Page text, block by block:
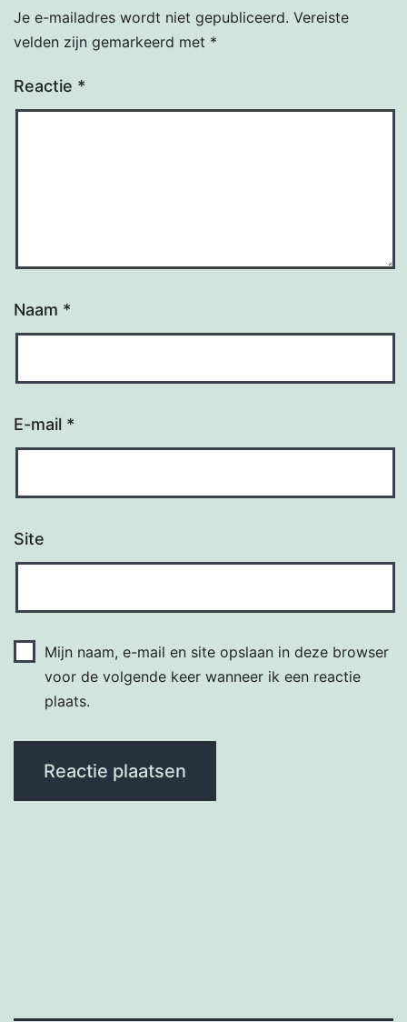
Je e-mailadres wordt niet gepubliceerd. Vereiste
velden zijn gemarkeerd met *
Reactie *
Naam *
E-mail *
Site
Mijn naam, e-mail en site opslaan in deze browser
voor de volgende keer wanneer ik een reactie
plaats.